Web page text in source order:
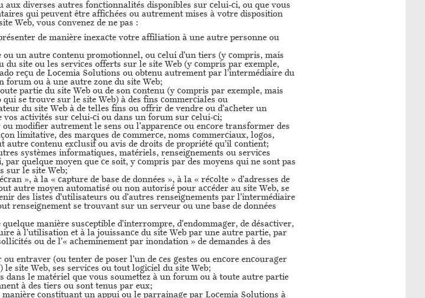
aux diverses autres fonctionnalités disponibles sur celui-ci, ou que vous
qui peuvent être affichées ou autrement mises à votre disposition
Web, vous convenez de ne pas :
de manière inexacte votre affiliation à une autre personne ou
un autre contenu promotionnel, ou celui d’un tiers (y compris, mais
site ou les services offerts sur le site Web (y compris par exemple,
reçu de Locemia Solutions ou obtenu autrement par l’intermédiaire du
forum ou à une autre zone du site Web;
partie du site Web ou de son contenu (y compris par exemple, mais
se trouve sur le site Web) à des fins commerciales ou
du site Web à de telles fins ou offrir de vendre ou d’acheter un
vos activités sur celui-ci ou dans un forum sur celui-ci;
modifier autrement le sens ou l’apparence ou encore transformer des
limitative, des marques de commerce, noms commerciaux, logos,
contenu exclusif ou avis de droits de propriété qu’il contient;
systèmes informatiques, matériels, renseignements ou services
quelque moyen que ce soit, y compris par des moyens qui ne sont pas
sur le site Web;
», à la « capture de base de données », à la « récolte » d’adresses de
autre moyen automatisé ou non autorisé pour accéder au site Web, se
des listes d’utilisateurs ou d’autres renseignements par l’intermédiaire
renseignement se trouvant sur un serveur ou une base de données
manière susceptible d’interrompre, d’endommager, de désactiver,
à l’utilisation et à la jouissance du site Web par une autre partie, par
ou de l’« acheminement par inondation » de demandes à des
entraver (ou tenter de poser l’un de ces gestes ou encore encourager
site Web, ses services ou tout logiciel du site Web;
dans le matériel que vous soumettez à un forum ou à toute autre partie
à des tiers ou sont tenus par eux;
manière constituant un appui ou le parrainage par Locemia Solutions à